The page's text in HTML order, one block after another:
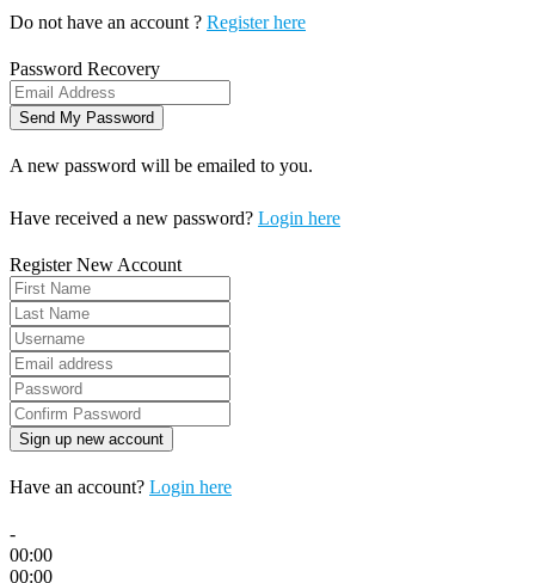
Do not have an account ? Register here
Password Recovery
A new password will be emailed to you.
Have received a new password? Login here
Register New Account
Have an account? Login here
-
00:00
00:00